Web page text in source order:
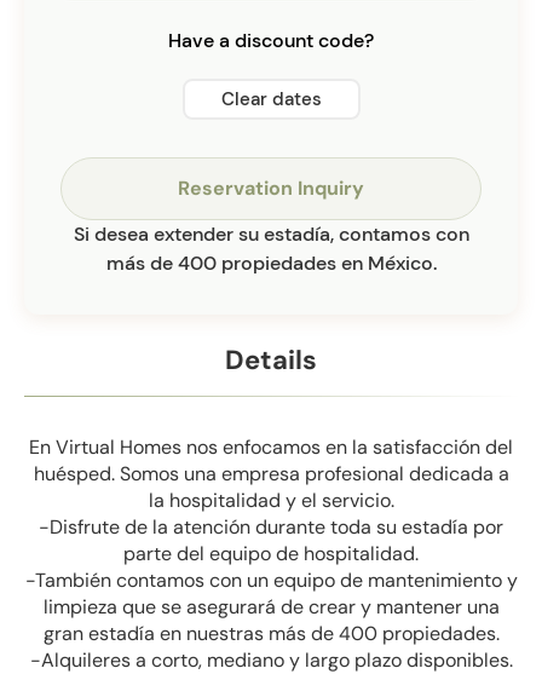
Details
En Virtual Homes nos enfocamos en la satisfacción del
huésped. Somos una empresa profesional dedicada a
la hospitalidad y el servicio.
-Disfrute de la atención durante toda su estadía por
parte del equipo de hospitalidad.
-También contamos con un equipo de mantenimiento y
limpieza que se asegurará de crear y mantener una
gran estadía en nuestras más de 400 propiedades.
-Alquileres a corto, mediano y largo plazo disponibles.
Have a discount code?
Clear dates
Reservation Inquiry
Si desea extender su estadía, contamos con
más de 400 propiedades en México.